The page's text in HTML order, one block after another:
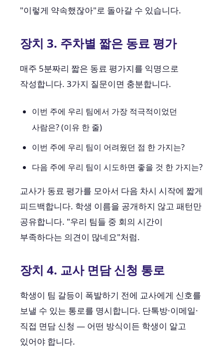
"이렇게 약속했잖아"로 돌아갈 수 있습니다.
장치 3. 주차별 짧은 동료 평가
매주 5분짜리 짧은 동료 평가지를 익명으로
작성합니다. 3가지 질문이면 충분합니다.
이번 주에 우리 팀에서 가장 적극적이었던
사람은? (이유 한 줄)
이번 주에 우리 팀이 어려웠던 점 한 가지는?
다음 주에 우리 팀이 시도하면 좋을 것 한 가지는?
교사가 동료 평가를 모아서 다음 차시 시작에 짧게
피드백합니다. 학생 이름을 공개하지 않고 패턴만
공유합니다. "우리 팀들 중 회의 시간이
부족하다는 의견이 많네요"처럼.
장치 4. 교사 면담 신청 통로
학생이 팀 갈등이 폭발하기 전에 교사에게 신호를
보낼 수 있는 통로를 명시합니다. 단톡방·이메일·
직접 면담 신청 — 어떤 방식이든 학생이 알고
있어야 합니다.